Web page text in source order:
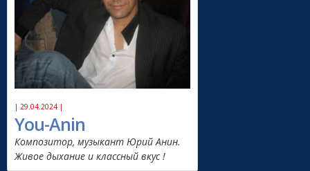
| 29.04.2024 |
You-Anin
Композитор, музыкант Юрий Анин.
Живое дыхание и классный вкус !